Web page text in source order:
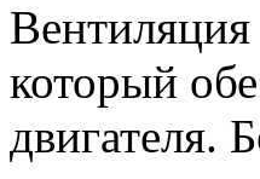
который
двигателя.